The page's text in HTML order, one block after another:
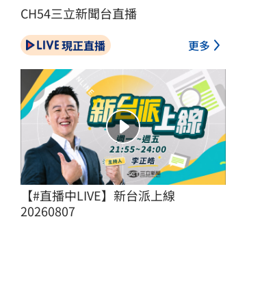
CH54三立新聞台直播
現正直播 更多
【#直播中LIVE】新台派上線
20260807